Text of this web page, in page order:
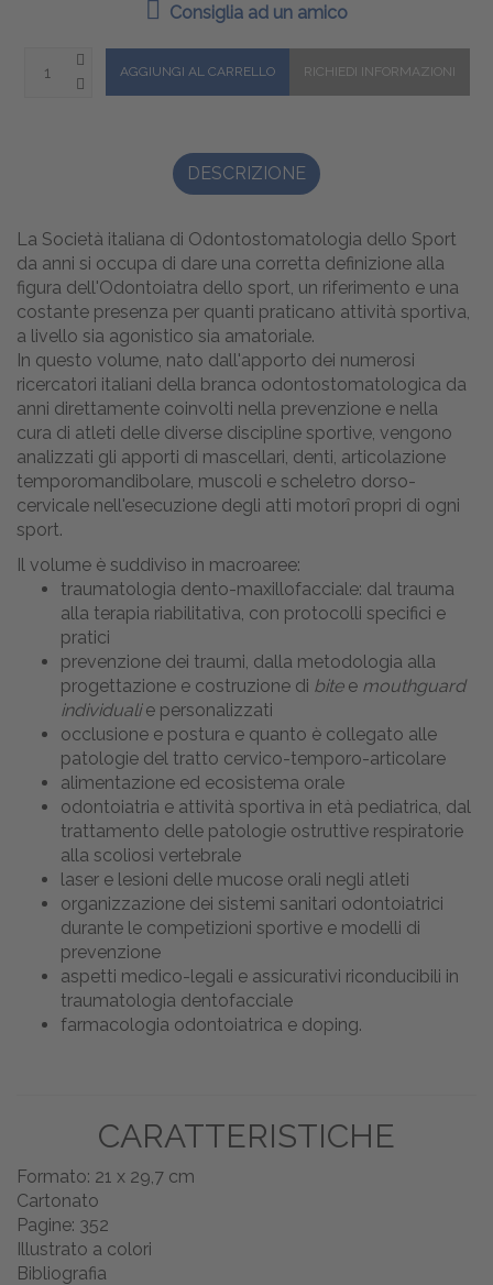
Consiglia ad un amico
DESCRIZIONE
La Società italiana di Odontostomatologia dello Sport
da anni si occupa di dare una corretta definizione alla
figura dell'Odontoiatra dello sport, un riferimento e una
costante presenza per quanti praticano attività sportiva,
a livello sia agonistico sia amatoriale.
In questo volume, nato dall'apporto dei numerosi
ricercatori italiani della branca odontostomatologica da
anni direttamente coinvolti nella prevenzione e nella
cura di atleti delle diverse discipline sportive, vengono
analizzati gli apporti di mascellari, denti, articolazione
temporomandibolare, muscoli e scheletro dorso-
cervicale nell'esecuzione degli atti motorî propri di ogni
sport.
Il volume è suddiviso in macroaree:
traumatologia dento-maxillofacciale: dal trauma
alla terapia riabilitativa, con protocolli specifici e
pratici
prevenzione dei traumi, dalla metodologia alla
progettazione e costruzione di bitee mouthguard
individualie personalizzati
occlusione e postura e quanto è collegato alle
patologie del tratto cervico-temporo-articolare
alimentazione ed ecosistema orale
odontoiatria e attività sportiva in età pediatrica, dal
trattamento delle patologie ostruttive respiratorie
alla scoliosi vertebrale
laser e lesioni delle mucose orali negli atleti
organizzazione dei sistemi sanitari odontoiatrici
durante le competizioni sportive e modelli di
prevenzione
aspetti medico-legali e assicurativi riconducibili in
traumatologia dentofacciale
farmacologia odontoiatrica e doping.
CARATTERISTICHE
Formato: 21 x 29,7 cm
Cartonato
Pagine: 352
Illustrato a colori
Bibliografia